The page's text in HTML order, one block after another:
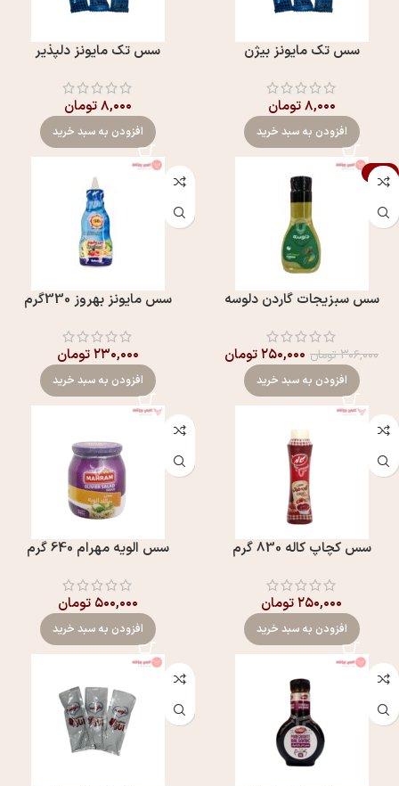
سس تک مايونز بیژن
۸,۰۰۰تومان
افزودن به سبد خرید
سس تک مايونز دلپذير
۸,۰۰۰تومان
افزودن به سبد خرید
-18%
سس سبزیجات گاردن دلوسه
۳۰۶,۰۰۰تومان ۲۵۰,۰۰۰تومان
افزودن به سبد خرید
سس مايونز بهروز 330گرم
۲۳۰,۰۰۰تومان
افزودن به سبد خرید
سس کچاپ کاله 830 گرم
۲۵۰,۰۰۰تومان
افزودن به سبد خرید
سس الويه مهرام 640 گرم
۵۰۰,۰۰۰ تومان
افزودن به سبد خرید